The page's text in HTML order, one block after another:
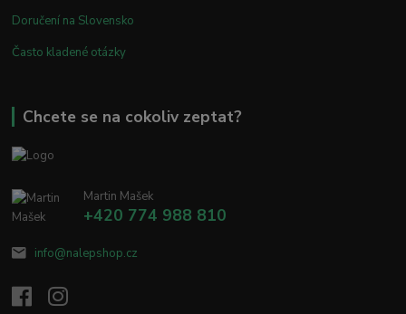
Doručení na Slovensko
Často kladené otázky
Chcete se na cokoliv zeptat?
Martin Mašek
+420 774 988 810
info@nalepshop.cz